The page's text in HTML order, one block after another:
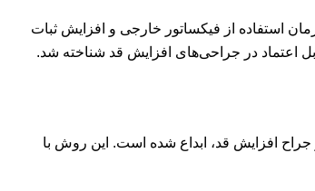
استفاده از فیکساتور خارجی و افزایش ثبات
افزایش قد، ابداع شده است. این روش با